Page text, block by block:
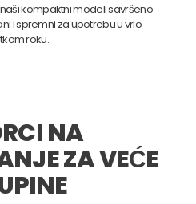
kompaktni modeli savršeno
i spremni za upotrebu u vrlo
roku.
NA
ZA VEĆE